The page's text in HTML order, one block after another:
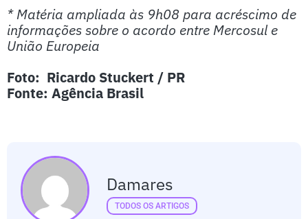
* Matéria ampliada às 9h08 para acréscimo de
informações sobre o acordo entre Mercosul e
União Europeia
Foto: Ricardo Stuckert / PR
Fonte: Agência Brasil
Damares
TODOS OS ARTIGOS